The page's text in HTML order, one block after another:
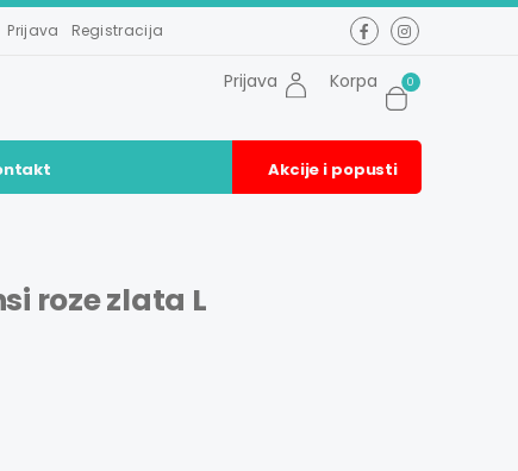
Prijava Registracija
Prijava Korpa 0
Akcije i popusti
roze zlata L